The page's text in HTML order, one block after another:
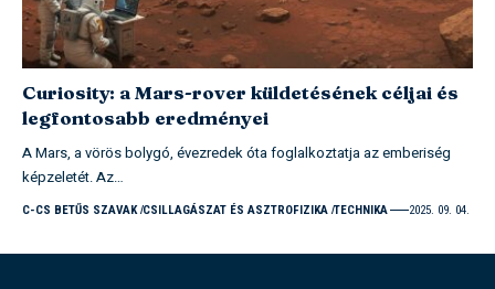
Curiosity: a Mars-rover küldetésének céljai és
legfontosabb eredményei
A Mars, a vörös bolygó, évezredek óta foglalkoztatja az emberiség
képzeletét. Az…
C-CS BETŰS SZAVAK CSILLAGÁSZAT ÉS ASZTROFIZIKA TECHNIKA 2025. 09. 04.